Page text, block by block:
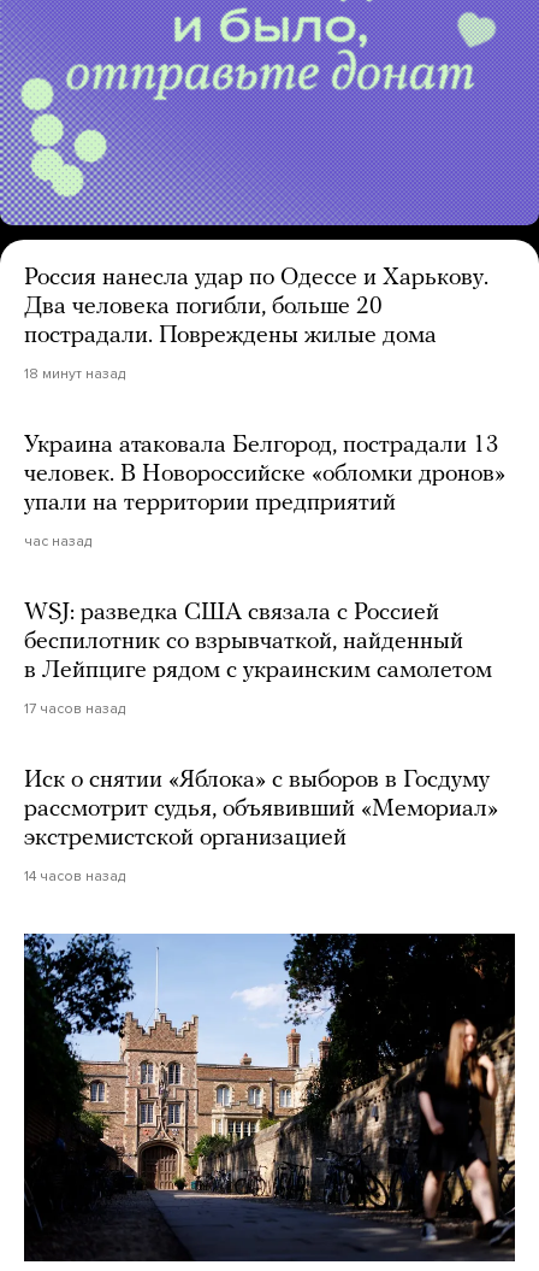
Россия нанесла удар по Одессе и Харькову.
Два человека погибли, больше 20
пострадали. Повреждены жилые дома
18 минут назад
Украина атаковала Белгород, пострадали 13
человек. В Новороссийске «обломки дронов»
упали на территории предприятий
час назад
WSJ: разведка США связала с Россией
беспилотник со взрывчаткой, найденный
в Лейпциге рядом с украинским самолетом
17 часов назад
Иск о снятии «Яблока» с выборов в Госдуму
рассмотрит судья, объявивший «Мемориал»
экстремистской организацией
14 часов назад